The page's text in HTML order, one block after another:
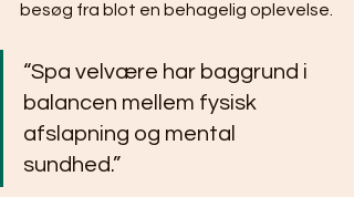
besøg fra blot en behagelig oplevelse.
“Spa velvære har baggrund i
balancen mellem fysisk
afslapning og mental
sundhed.”